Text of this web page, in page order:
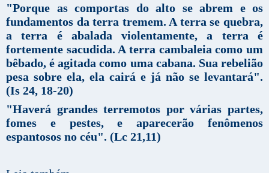
"Porque as comportas do alto se abrem e os
fundamentos da terra tremem. A terra se quebra,
a terra é abalada violentamente, a terra é
fortemente sacudida. A terra cambaleia como um
bêbado, é agitada como uma cabana. Sua rebelião
pesa sobre ela, ela cairá e já não se levantará".
(Is 24, 18-20)
"Haverá grandes terremotos por várias partes,
fomes e pestes, e aparecerão fenômenos
espantosos no céu". (Lc 21,11)